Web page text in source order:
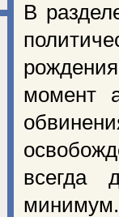
В
момент
всегда